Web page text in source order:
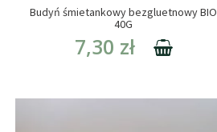
Budyń śmietankowy bezgluetnowy BIO
40G
7,30 zł